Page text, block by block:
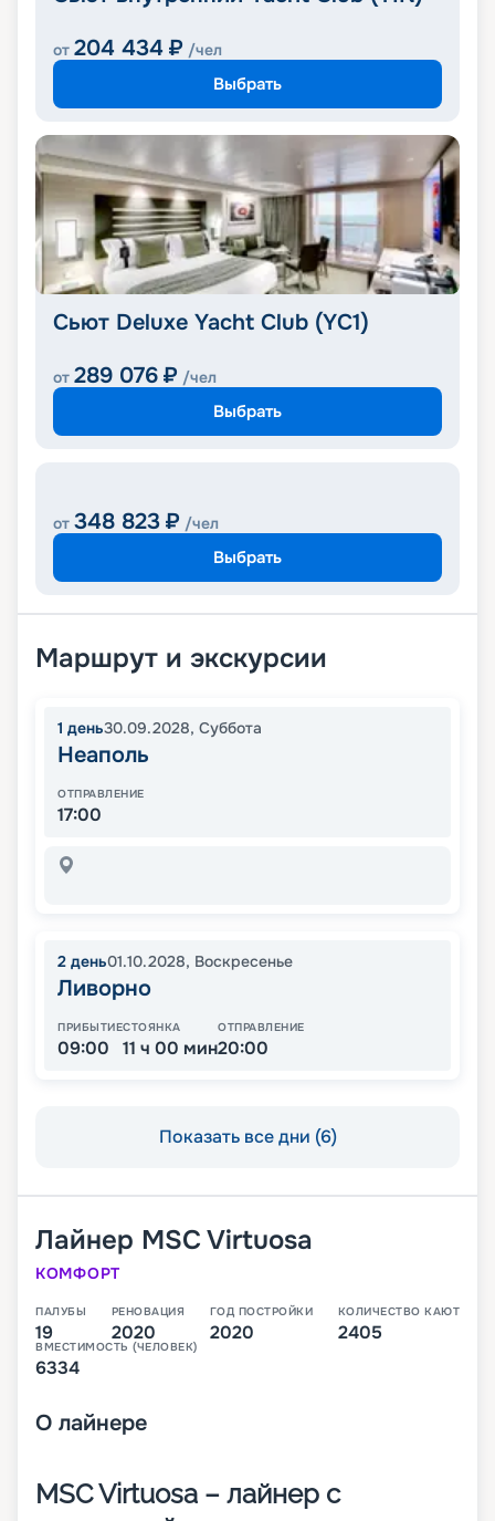
от 204 434 ₽ /чел
Выбрать
Сьют Deluxe Yacht Club (YC1)
от 289 076 ₽ /чел
Выбрать
от 348 823 ₽ /чел
Выбрать
Маршрут и экскурсии
1 день30.09.2028, Суббота
Неаполь
ОТПРАВЛЕНИЕ
17:00
2 день01.10.2028, Воскресенье
Ливорно
ПРИБЫТИЕ
09:00
СТОЯНКА
11 ч 00 мин
ОТПРАВЛЕНИЕ
20:00
Показать все дни (6)
Лайнер MSC Virtuosa
КОМФОРТ
ПАЛУБЫ
19
РЕНОВАЦИЯ
2020
ГОД ПОСТРОЙКИ
2020
КОЛИЧЕСТВО КАЮТ
2405
ВМЕСТИМОСТЬ (ЧЕЛОВЕК)
6334
О лайнере
MSC Virtuosa – лайнер с